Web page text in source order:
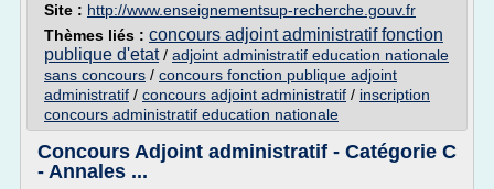
Site : http://www.enseignementsup-recherche.gouv.fr
Thèmes liés : concours adjoint administratif fonction
publique d'etat/ adjoint administratif education nationale
sans concours / concours fonction publique adjoint
administratif / concours adjoint administratif / inscription
concours administratif education nationale
Concours Adjoint administratif - Catégorie C
- Annales ...